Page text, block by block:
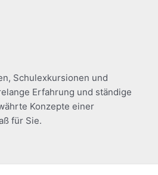
Schulexkursionen und
Erfahrung und ständige
Konzepte einer
für Sie.